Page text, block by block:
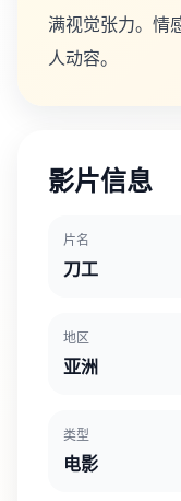
满视觉张力。情
人动容。
影片信息
片名
刀工
地区
亚洲
类型
电影